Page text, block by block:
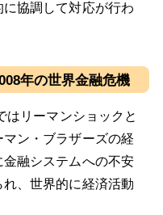
協調して対応が行わ
年の世界金融危機
はリーマンショックと
ン・ブラザーズの経
融システムへの不安
、世界的に経済活動